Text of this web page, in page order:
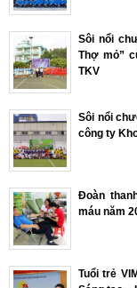
Sôi nổi
Thợ mỏ”
TKV
Sôi nổi
công ty
Đoàn
máu năm
Tuổi trẻ